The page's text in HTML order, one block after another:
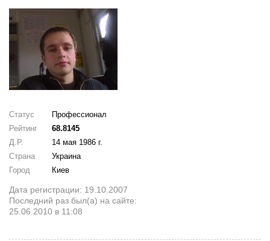
Статус
Профессионал
Рейтинг
68.8145
Д.Р.
14 мая 1986 г.
Страна
Украина
Город
Киев
Дата регистрации: 19.10.2007
Последний раз был(а) на сайте:
25.06.2010 в 11:08